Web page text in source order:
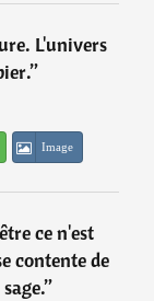
L'univers
”
Image
ce n'est
contente de
”